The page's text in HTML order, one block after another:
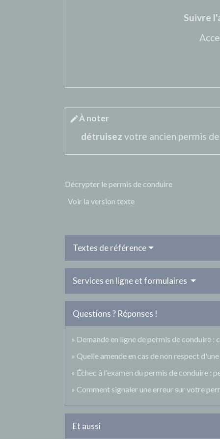
Suivre
editÀ noter
détruisez votre ancien permis
Décrypter le permis de conduire
Voir la version texte
Textes de référence
Services en ligne et formulaires
Questions ? Réponses !
Demande en ligne de permis de conduire :
Quelle amende en cas de non respect
Échec à l'examen du permis de conduire :
Comment signaler une erreur sur votre
Et aussi